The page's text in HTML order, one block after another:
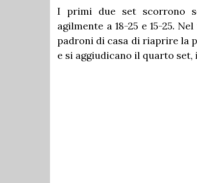
I primi due set scorrono
agilmente a 18-25 e 15-25.
padroni di casa di riaprire la
e si aggiudicano il quarto